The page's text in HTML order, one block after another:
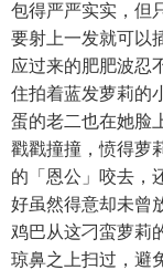
包得严严实实，但
要射上一发就可以
应过来的肥肥波忍
住拍着蓝发萝莉的
蛋的老二也在她脸
戳戳撞撞，愤得萝
的「恩公」咬去，
好虽然得意却未曾
鸡巴从这刁蛮萝莉
琼鼻之上扫过，避